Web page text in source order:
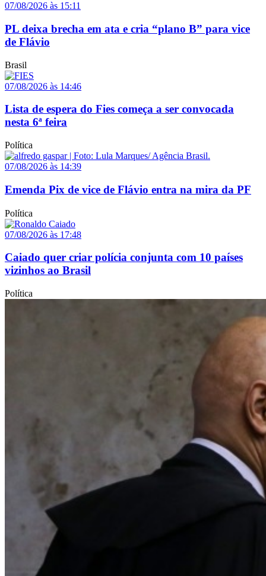
07/08/2026 às 15:11
PL deixa brecha em ata e cria “plano B” para vice
de Flávio
Brasil
07/08/2026 às 14:46
Lista de espera do Fies começa a ser convocada
nesta 6ª feira
Política
07/08/2026 às 14:39
Emenda Pix de vice de Flávio entra na mira da PF
Política
07/08/2026 às 17:48
Caiado quer criar polícia conjunta com 10 países
vizinhos ao Brasil
Política